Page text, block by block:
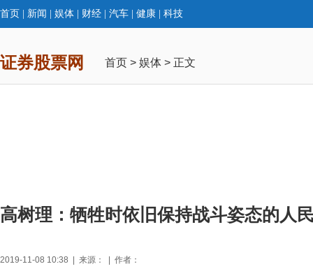
首页 新闻 娱体 财经 汽车 健康 科技
证券股票网 首页 > 娱体 > 正文
高树理：牺牲时依旧保持战斗姿态的人
2019-11-08 10:38 | 来源： | 作者：